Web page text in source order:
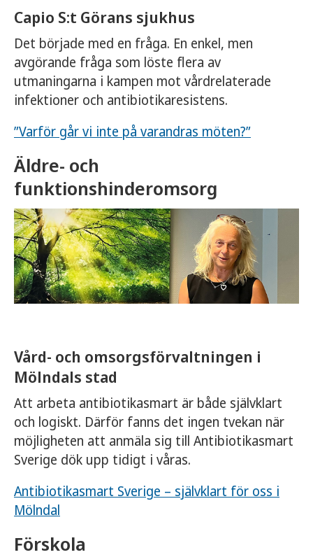
Capio S:t Görans sjukhus
Det började med en fråga. En enkel, men
avgörande fråga som löste flera av
utmaningarna i kampen mot vårdrelaterade
infektioner och antibiotikaresistens.
”Varför går vi inte på varandras möten?”
Äldre- och
funktionshinderomsorg
Vård- och omsorgsförvaltningen i
Mölndals stad
Att arbeta antibiotikasmart är både självklart
och logiskt. Därför fanns det ingen tvekan när
möjligheten att anmäla sig till Antibiotikasmart
Sverige dök upp tidigt i våras.
Antibiotikasmart Sverige – självklart för oss i
Mölndal
Förskola